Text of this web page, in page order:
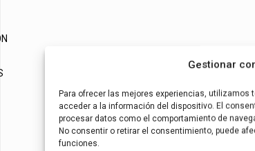
Gestionar
Para ofrecer las mejores experiencias,
acceder a la información del dispositivo. El
procesar datos como el comportamiento de
No consentir o retirar el consentimiento, puede
funciones.